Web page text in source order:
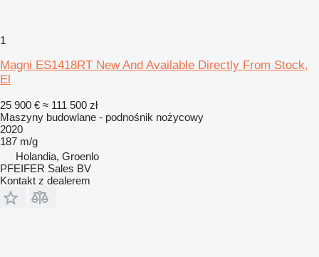
1
Magni ES1418RT New And Available Directly From Stock,
El
25 900 € ≈ 111 500 zł
Maszyny budowlane - podnośnik nożycowy
2020
187 m/g
Holandia, Groenlo
PFEIFER Sales BV
Kontakt z dealerem